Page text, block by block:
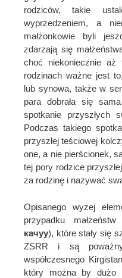
rodziców, takie
wyprzedzeniem, a
małżonkowie byli
zdarzają się
choć niekoniecznie
rodzinach ważne jest
lub synowa, także w
para dobrała się
spotkanie przyszłych
Podczas takiego
przyszłej teściowej
one, a nie pierścionek,
tej pory rodzice
za rodzinę i nazywać
Opisanego wyżej
przypadku
качуу), które stały się
ZSRR i są
współczesnego
który można by dużo